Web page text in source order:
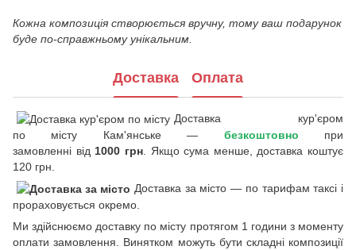
Кожна композиція створюється вручну, тому ваш подарунок
буде по-справжньому унікальним.
Доставка Оплата
Доставка кур'єром
по місту Кам'янське — безкоштовно при
замовленні від 1000 грн. Якщо сума менше, доставка коштує
120 грн.
Доставка за місто — по тарифам таксі і
прораховується окремо.
Ми здійснюємо доставку по місту протягом 1 години з моменту
оплати замовлення. Винятком можуть бути складні композиції